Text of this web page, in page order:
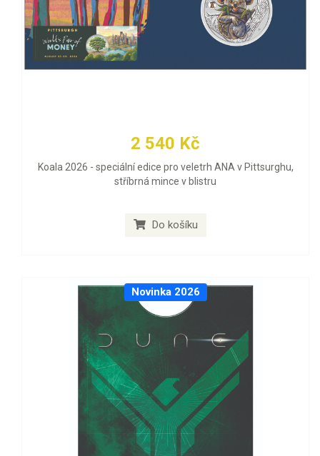
2 540 Kč
Koala 2026 - speciální edice pro veletrh ANA v Pittsurghu,
stříbrná mince v blistru
Do košíku
Novinka 2026